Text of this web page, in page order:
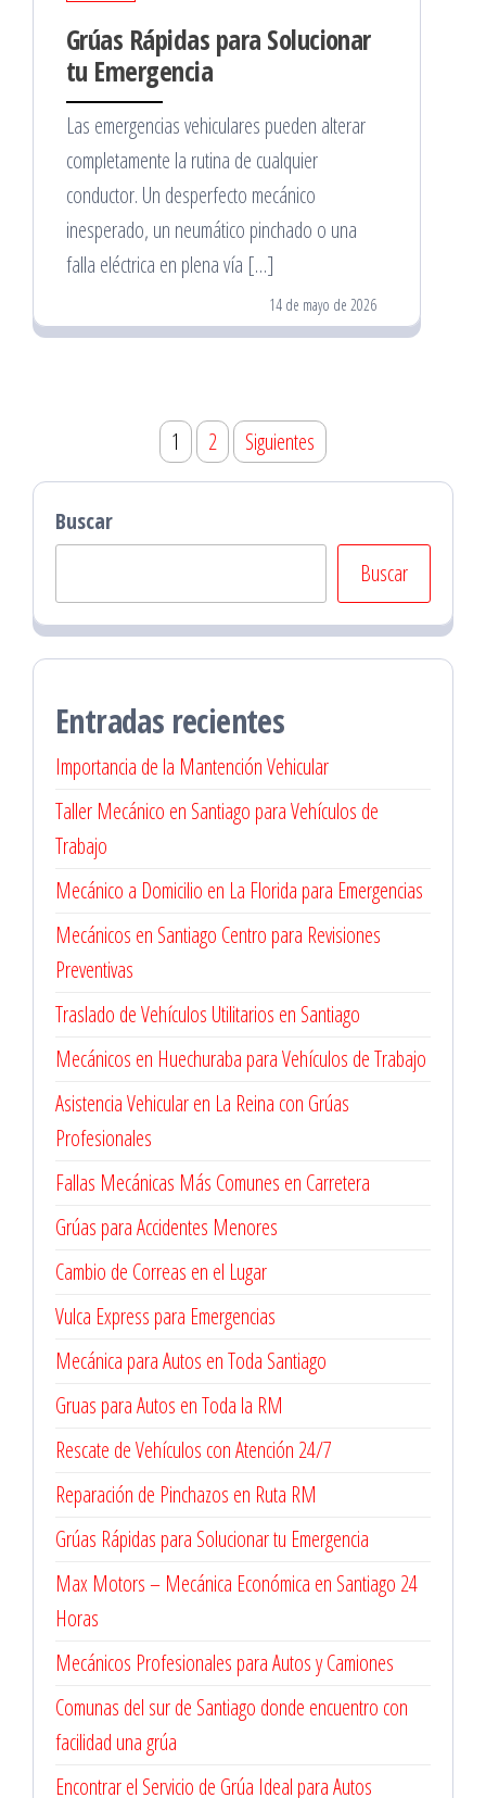
Grúas Rápidas para Solucionar
tu Emergencia
Las emergencias vehiculares pueden alterar
completamente la rutina de cualquier
conductor. Un desperfecto mecánico
inesperado, un neumático pinchado o una
falla eléctrica en plena vía […]
14 de mayo de 2026
Paginación
de
entradas
1 2 Siguientes
Buscar
Buscar
Entradas recientes
Importancia de la Mantención Vehicular
Taller Mecánico en Santiago para Vehículos de
Trabajo
Mecánico a Domicilio en La Florida para Emergencias
Mecánicos en Santiago Centro para Revisiones
Preventivas
Traslado de Vehículos Utilitarios en Santiago
Mecánicos en Huechuraba para Vehículos de Trabajo
Asistencia Vehicular en La Reina con Grúas
Profesionales
Fallas Mecánicas Más Comunes en Carretera
Grúas para Accidentes Menores
Cambio de Correas en el Lugar
Vulca Express para Emergencias
Mecánica para Autos en Toda Santiago
Gruas para Autos en Toda la RM
Rescate de Vehículos con Atención 24/7
Reparación de Pinchazos en Ruta RM
Grúas Rápidas para Solucionar tu Emergencia
Max Motors – Mecánica Económica en Santiago 24
Horas
Mecánicos Profesionales para Autos y Camiones
Comunas del sur de Santiago donde encuentro con
facilidad una grúa
Encontrar el Servicio de Grúa Ideal para Autos